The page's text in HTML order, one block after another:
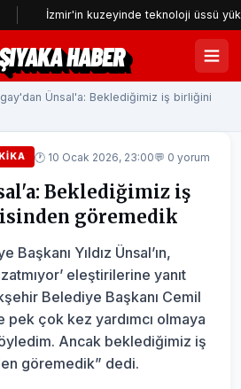
kuzeyinde teknoloji üssü yükseliyor
HABER
Ünsal'a: Beklediğimiz iş birliğini
🕐 10 Ocak 2026, 23:00💬 0 yorum
Beklediğimiz iş
göremedik
Başkanı Yıldız Ünsal’ın,
eleştirilerine yanıt
Belediye Başkanı Cemil
pek çok kez yardımcı olmaya
Ancak beklediğimiz iş
göremedik” dedi.